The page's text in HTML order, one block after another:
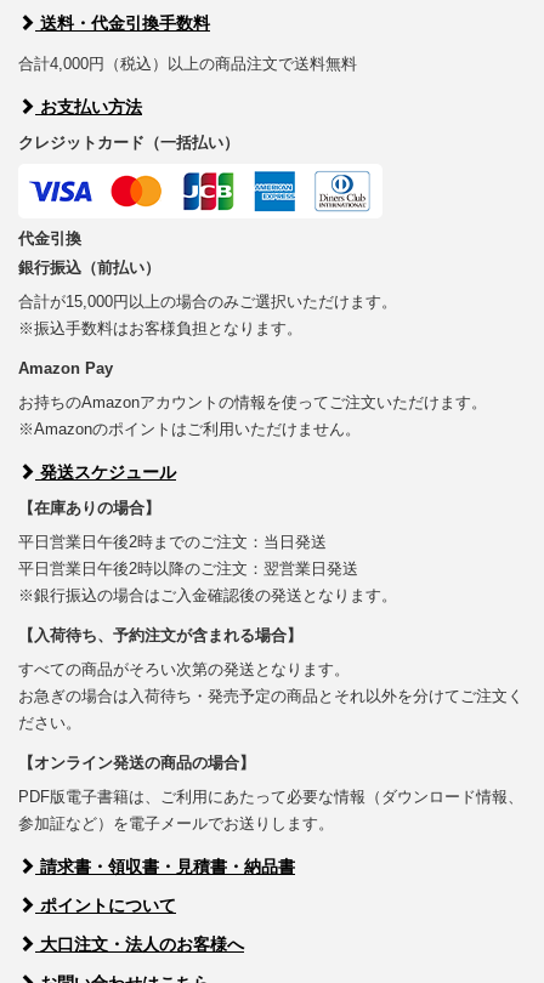
送料・代金引換手数料
合計4,000円（税込）以上の商品注文で送料無料
お支払い方法
クレジットカード（一括払い）
代金引換
銀行振込（前払い）
合計が15,000円以上の場合のみご選択いただけます。
※振込手数料はお客様負担となります。
Amazon Pay
お持ちのAmazonアカウントの情報を使ってご注文いただけます。
※Amazonのポイントはご利用いただけません。
発送スケジュール
【在庫ありの場合】
平日営業日午後2時までのご注文：当日発送
平日営業日午後2時以降のご注文：翌営業日発送
※銀行振込の場合はご入金確認後の発送となります。
【入荷待ち、予約注文が含まれる場合】
すべての商品がそろい次第の発送となります。
お急ぎの場合は入荷待ち・発売予定の商品とそれ以外を分けてご注文く
ださい。
【オンライン発送の商品の場合】
PDF版電子書籍は、ご利用にあたって必要な情報（ダウンロード情報、
参加証など）を電子メールでお送りします。
請求書・領収書・見積書・納品書
ポイントについて
大口注文・法人のお客様へ